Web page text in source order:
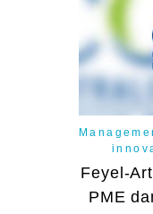
Feyel-
PME